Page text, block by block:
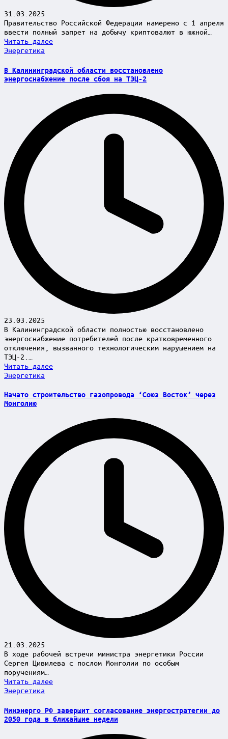
31.03.2025
Правительство Российской Федерации намерено с 1 апреля
ввести полный запрет на добычу криптовалют в южной…
Читать далее
Posted
Энергетика
В Калининградской области восстановлено
энергоснабжение после сбоя на ТЭЦ-2
23.03.2025
В Калининградской области полностью восстановлено
энергоснабжение потребителей после кратковременного
отключения, вызванного технологическим нарушением на
ТЭЦ-2.…
Читать далее
Posted
Энергетика
Начато строительство газопровода ‘Союз Восток’ через
Монголию
21.03.2025
В ходе рабочей встречи министра энергетики России
Сергея Цивилева с послом Монголии по особым
поручениям…
Читать далее
Posted
Энергетика
Минэнерго РФ завершит согласование энергостратегии до
2050 года в ближайшие недели